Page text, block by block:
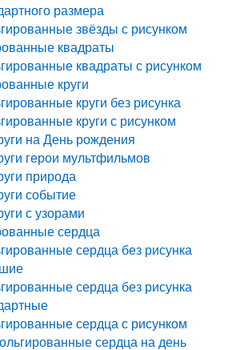
размера
звёзды с рисунком
квадраты
квадраты с рисунком
круги
круги без рисунка
круги с рисунком
на День рождения
герои мультфильмов
природа
событие
с узорами
сердца
сердца без рисунка
сердца без рисунка
сердца с рисунком
сердца на день